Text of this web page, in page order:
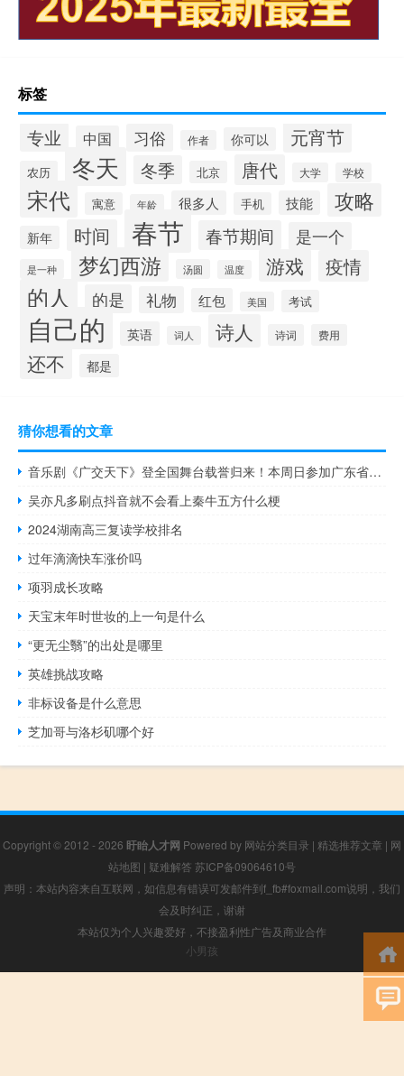
标签
专业 中国 习俗 作者 你可以 元宵节
农历 冬天 冬季 北京 唐代 大学 学校
宋代 寓意 年龄 很多人 手机 技能 攻略
新年 时间 春节 春节期间 是一个
是一种 梦幻西游 汤圆 温度 游戏 疫情
的人 的是 礼物 红包 美国 考试
自己的 英语 词人 诗人 诗词 费用
还不 都是
猜你想看的文章
音乐剧《广交天下》登全国舞台载誉归来！本周日参加广东省艺术节 到底什么情况嘞
吴亦凡多刷点抖音就不会看上秦牛五方什么梗
2024湖南高三复读学校排名
过年滴滴快车涨价吗
项羽成长攻略
天宝末年时世妆的上一句是什么
“更无尘翳”的出处是哪里
英雄挑战攻略
非标设备是什么意思
芝加哥与洛杉矶哪个好
Copyright © 2012 - 2026 盱眙人才网 Powered by 网站分类目录 | 精选推荐文章 | 网
站地图 | 疑难解答 苏ICP备09064610号
声明：本站内容来自互联网，如信息有错误可发邮件到f_fb#foxmail.com说明，我们
会及时纠正，谢谢
本站仅为个人兴趣爱好，不接盈利性广告及商业合作
小男孩